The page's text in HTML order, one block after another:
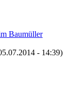
Baumüller
- 14:39)